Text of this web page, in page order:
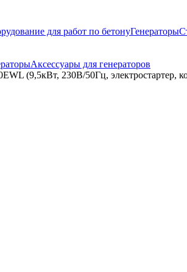
для работ по бетонуГенераторы
Аксессуары для генераторов
(9,5кВт, 230В/50Гц, электростартер,